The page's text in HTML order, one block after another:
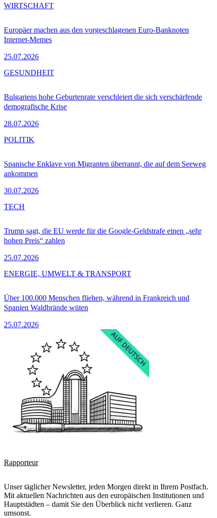
Europäer machen aus den vorgeschlagenen Euro-Banknoten
Internet-Memes
25.07.2026
WIRTSCHAFT
Bulgariens hohe Geburtenrate verschleiert die sich verschärfende
demografische Krise
28.07.2026
GESUNDHEIT
Spanische Enklave von Migranten überrannt, die auf dem Seeweg
ankommen
30.07.2026
POLITIK
Trump sagt, die EU werde für die Google-Geldstrafe einen „sehr
hohen Preis“ zahlen
25.07.2026
TECH
Über 100.000 Menschen fliehen, während in Frankreich und
Spanien Waldbrände wüten
25.07.2026
ENERGIE, UMWELT & TRANSPORT
Rapporteur
Unser täglicher Newsletter, jeden Morgen direkt in Ihrem Postfach.
Mit aktuellen Nachrichten aus den europäischen Institutionen und
Hauptstädten – damit Sie den Überblick nicht verlieren. Ganz
umsonst.